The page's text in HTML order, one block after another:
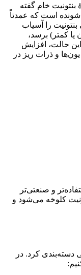
خام گفته
است که عمدتاً
را آسیاب
یا کمتر) برسد،
حالت، افزایش
و ذرات ریز در
و صنعتی‌تر
کلوخه می‌شود و
دسته‌بندی کرد. در